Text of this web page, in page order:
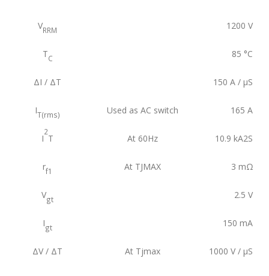
VRRM 1200 V
TC 85 °C
ΔI / ΔT 150 A / µS
IT(rms) Used as AC switch 165 A
I
2
T At 60Hz 10.9 kA2S
rf1 At TJMAX 3 mΩ
Vgt 2.5 V
Igt 150 mA
ΔV / ΔT At Tjmax 1000 V / µS